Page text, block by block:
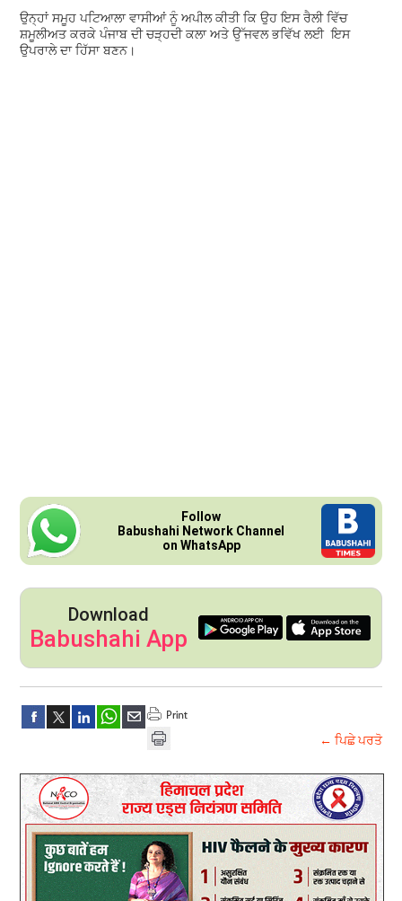
ਉਨ੍ਹਾਂ ਸਮੂਹ ਪਟਿਆਲਾ ਵਾਸੀਆਂ ਨੂੰ ਅਪੀਲ ਕੀਤੀ ਕਿ ਉਹ ਇਸ ਰੈਲੀ ਵਿੱਚ
ਸ਼ਮੂਲੀਅਤ ਕਰਕੇ ਪੰਜਾਬ ਦੀ ਚੜ੍ਹਦੀ ਕਲਾ ਅਤੇ ਉੱਜਵਲ ਭਵਿੱਖ ਲਈ ਇਸ
ਉਪਰਾਲੇ ਦਾ ਹਿੱਸਾ ਬਣਨ।
Follow
Babushahi Network Channel
on WhatsApp
Download
Babushahi App
← ਪਿਛੇ ਪਰਤੋ